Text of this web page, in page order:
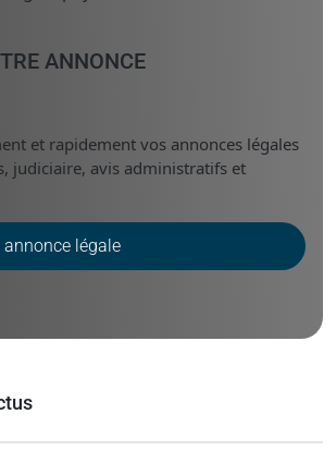
ANNONCE
et rapidement vos annonces légales
judiciaire, avis administratifs et
légale